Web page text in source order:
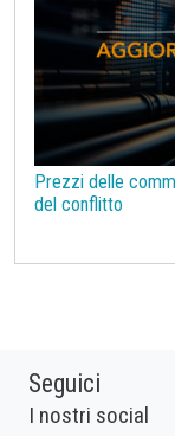
Prezzi delle
del conflitto
Seguici
I nostri social